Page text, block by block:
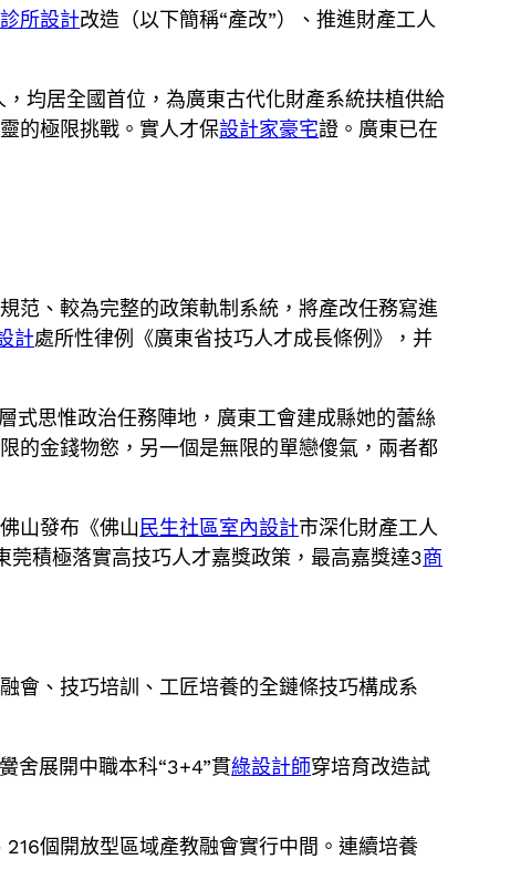
所設計改造（以下簡稱“產改”）、推進財產工人
均居全國首位，為廣東古代化財產系統扶植供給
的極限挑戰。實人才保設計家豪宅證。廣東已在
范、較為完整的政策軌制系統，將產改任務寫進
計處所性律例《廣東省技巧人才成長條例》，并
思惟政治任務陣地，廣東工會建成縣她的蕾絲
的金錢物慾，另一個是無限的單戀傻氣，兩者都
山發布《佛山 民生社區室內設計市深化財產工人
莞積極落實高技巧人才嘉獎政策，最高嘉獎達3商
會、技巧培訓、工匠培養的全鏈條技巧構成系
舍展開中職本科“3+4”貫綠設計師穿培育改造試
個開放型區域產教融會實行中間。連續培養